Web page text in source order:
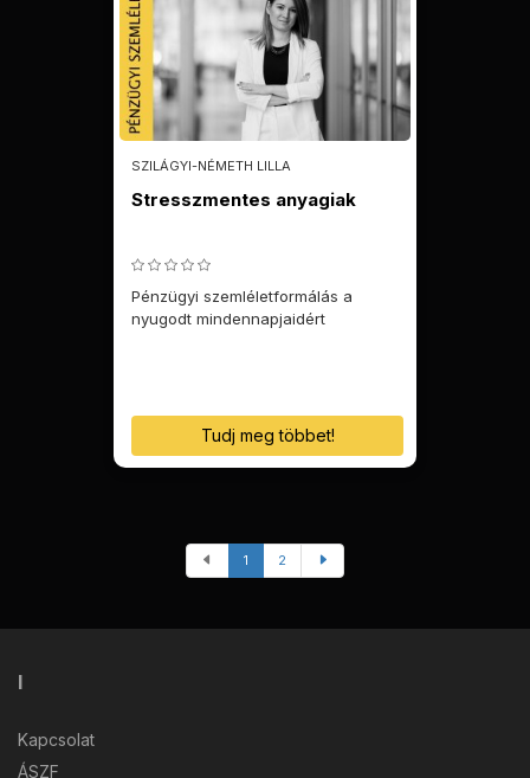
SZILÁGYI-NÉMETH LILLA
Stresszmentes anyagiak
Pénzügyi szemléletformálás a
nyugodt mindennapjaidért
Tudj meg többet!
1 2
I
Kapcsolat
ÁSZF